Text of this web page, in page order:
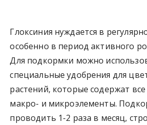
Глоксиния нуждается в
особенно в период активного
Для подкормки можно
специальные удобрения для
растений, которые содержат
макро- и микроэлементы.
проводить 1-2 раза в месяц,